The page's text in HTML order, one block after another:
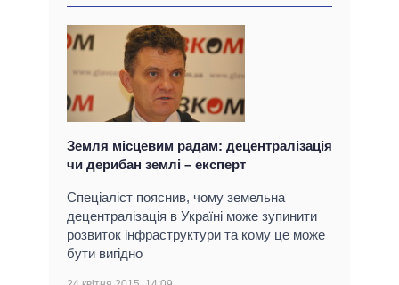
Земля місцевим радам: децентралізація
чи дерибан землі – експерт
Спеціаліст пояснив, чому земельна
децентралізація в Україні може зупинити
розвиток інфраструктури та кому це може
бути вигідно